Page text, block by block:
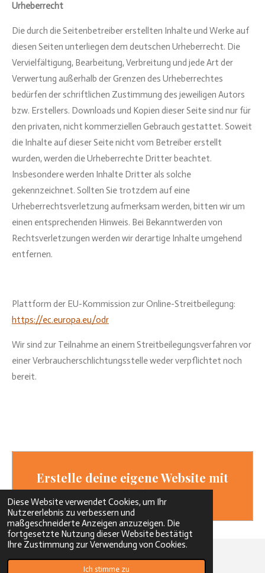
Diese Website verwendet Cookies, um Ihr
Nutzererlebnis zu verbessern und
maßgeschneiderte Anzeigen anzuzeigen. Die
fortgesetzte Nutzung dieser Website bestätigt
Ihre Zustimmung zur Verwendung von Cookies.
Ich stimme zu
Urheberrecht
Die durch die Seitenbetreiber erstellten Inhalte und Werke auf
diesen Seiten unterliegen dem deutschen Urheberrecht. Die
Vervielfältigung, Bearbeitung, Verbreitung und jede Art der
Verwertung außerhalb der Grenzen des Urheberrechtes
bedürfen der schriftlichen Zustimmung des jeweiligen Autors
bzw. Erstellers. Downloads und Kopien dieser Seite sind nur für
den privaten, nicht kommerziellen Gebrauch gestattet. Soweit
die Inhalte auf dieser Seite nicht vom Betreiber erstellt
wurden, werden die Urheberrechte Dritter beachtet.
Insbesondere werden Inhalte Dritter als solche
gekennzeichnet. Sollten Sie trotzdem auf eine
Urheberrechtsverletzung aufmerksam werden, bitten wir um
einen entsprechenden Hinweis. Bei Bekanntwerden von
Rechtsverletzungen werden wir derartige Inhalte umgehend
entfernen.
Plattform der EU-Kommission zur Online-Streitbeilegung:
https://ec.europa.eu/odr
Wir sind zur Teilnahme an einem Streitbeilegungsverfahren vor
einer Verbraucherschlichtungsstelle weder verpflichtet noch
bereit.
Erstelle deine eigene Website mit
Webador